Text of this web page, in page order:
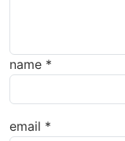
name *
email *